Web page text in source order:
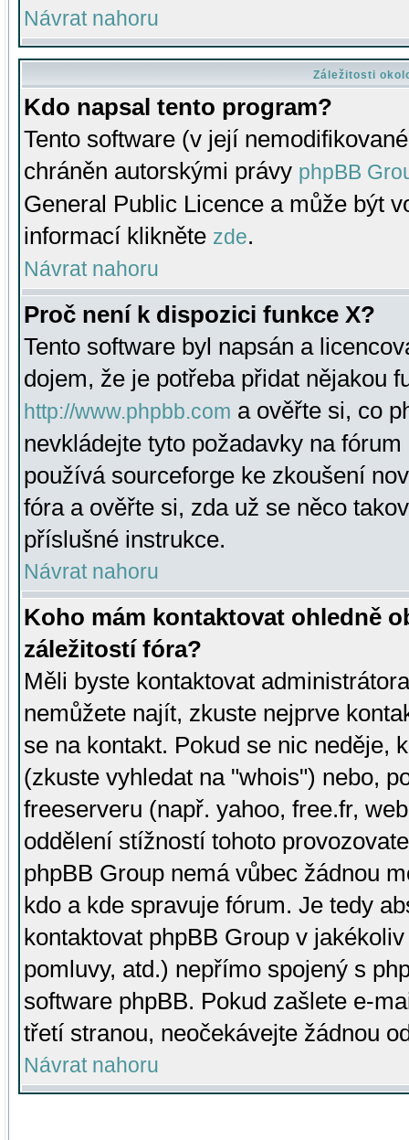
Návrat nahoru
Záležitosti
Kdo napsal tento program?
Tento software (v její
chráněn autorskými právy phpBB
General Public Licence a může být
informací klikněte zde.
Návrat nahoru
Proč není k dispozici funkce X?
Tento software byl napsán a
dojem, že je potřeba přidat nějakou
http://www.phpbb.com a ověřte si, co
nevkládejte tyto požadavky na
používá sourceforge ke zkoušení
fóra a ověřte si, zda už se něco
příslušné instrukce.
Návrat nahoru
Koho mám kontaktovat ohledně
záležitostí fóra?
Měli byste kontaktovat
nemůžete najít, zkuste nejprve
se na kontakt. Pokud se nic neděje,
(zkuste vyhledat na "whois") nebo,
freeserveru (např. yahoo, free.fr,
oddělení stížností tohoto
phpBB Group nemá vůbec žádnou
kdo a kde spravuje fórum. Je tedy
kontaktovat phpBB Group v
pomluvy, atd.) nepřímo spojený s
software phpBB. Pokud zašlete e-
třetí stranou, neočekávejte žádnou
Návrat nahoru